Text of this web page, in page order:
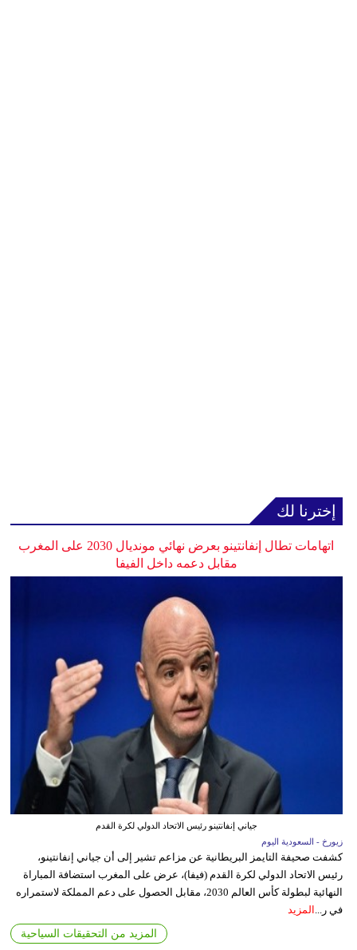
إخترنا لك
اتهامات تطال إنفانتينو بعرض نهائي مونديال 2030 على المغرب
مقابل دعمه داخل الفيفا
جياني إنفانتينو رئيس الاتحاد الدولي لكرة القدم
زيورخ - السعودية اليوم
كشفت صحيفة التايمز البريطانية عن مزاعم تشير إلى أن جياني إنفانتينو،
رئيس الاتحاد الدولي لكرة القدم (فيفا)، عرض على المغرب استضافة المباراة
النهائية لبطولة كأس العالم 2030، مقابل الحصول على دعم المملكة لاستمراره
في ر... المزيد
المزيد من التحقيقات السياحية